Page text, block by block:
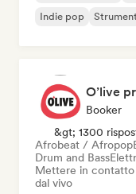
Indie pop
O’live
Booker
&gt; 1300
Afrobeat / Afropop
Drum and Bass
Mettere in
dal vivo